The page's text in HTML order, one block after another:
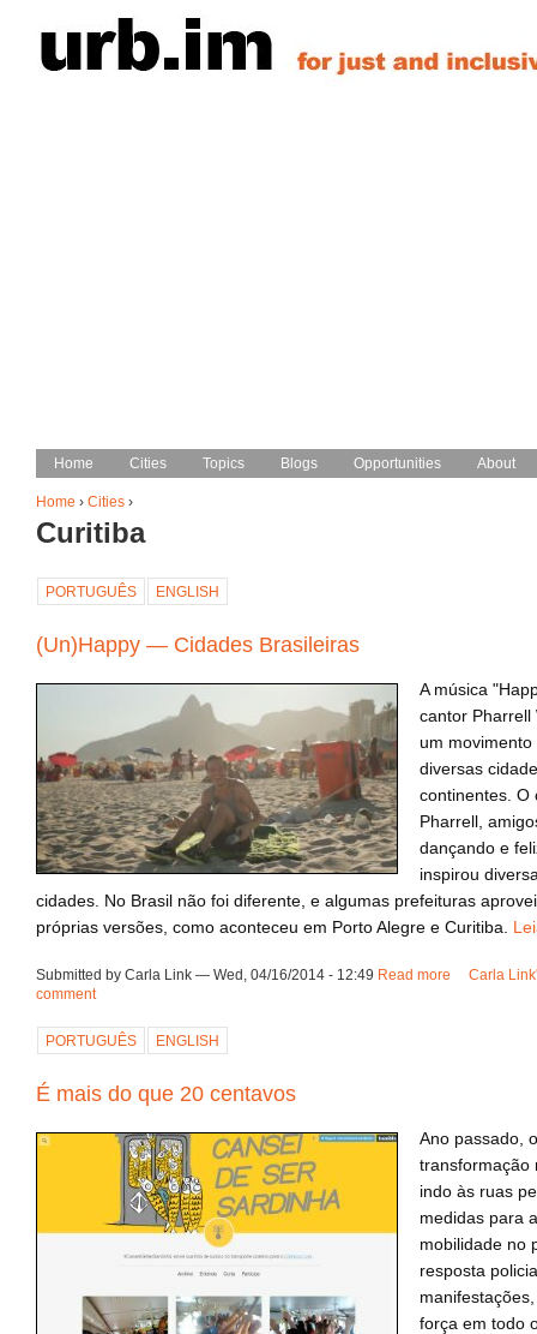
You are here
Home › Cities ›
Curitiba
PORTUGUÊS ENGLISH
(Un)Happy — Cidades Brasileiras
A música
cantor Pharrell
um
diversas
continentes. O
Pharrell,
dançando e
inspirou
cidades. No Brasil não foi diferente, e algumas prefeituras
próprias versões, como aconteceu em Porto Alegre e Curitiba.
Submitted by Carla Link — Wed, 04/16/2014 - 12:49 Read more about
Carla
comment
PORTUGUÊS ENGLISH
É mais do que 20 centavos
Ano passado,
transformação
indo às ruas
medidas para
mobilidade no
resposta
força em todo
Main menu
Home Cities Topics Blogs Opportunities About
Home Cities Topics Blogs Opportunities About